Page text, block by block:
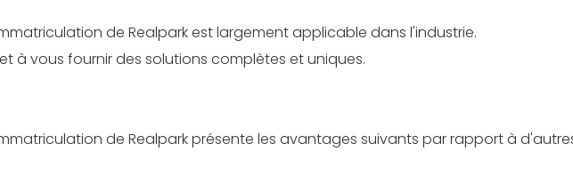
de Realpark est largement applicable dans l'industrie.
à vous fournir des solutions complètes et uniques.
de Realpark présente les avantages suivants par rapport à